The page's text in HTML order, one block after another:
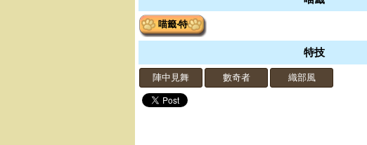
喵籤‧特
特技
陣中見舞 數奇者 織部風